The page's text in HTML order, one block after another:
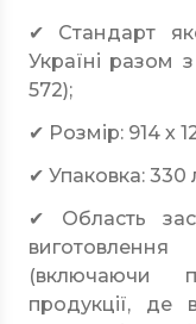
✔ Стандарт
Україні разом
572);
✔ Розмір: 914 х
✔ Упаковка: 330
✔ Область
(включаючи
продукції, де